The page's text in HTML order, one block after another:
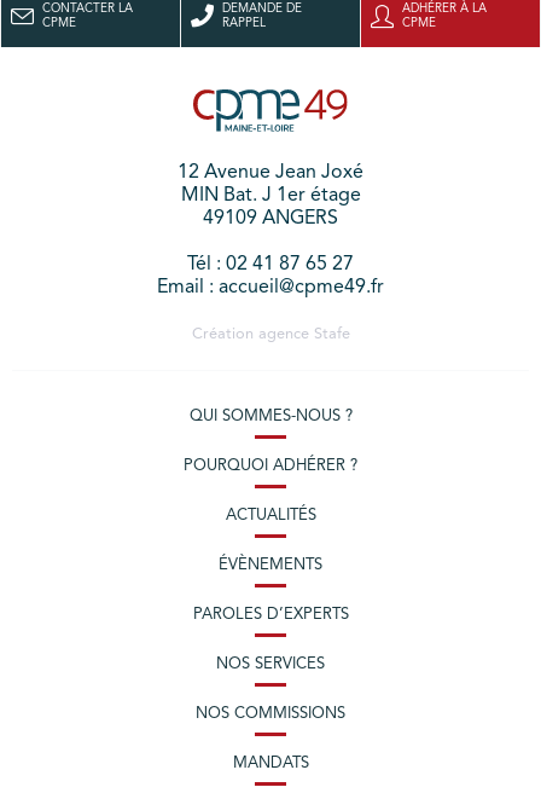
CONTACTER LA
CPME
DEMANDE DE
RAPPEL
ADHÉRER À LA
CPME
12 Avenue Jean Joxé
MIN Bat. J 1er étage
49109 ANGERS
Tél : 02 41 87 65 27
Email : accueil@cpme49.fr
Création agence Stafe
QUI SOMMES-NOUS ?
POURQUOI ADHÉRER ?
ACTUALITÉS
ÉVÈNEMENTS
PAROLES D’EXPERTS
NOS SERVICES
NOS COMMISSIONS
MANDATS